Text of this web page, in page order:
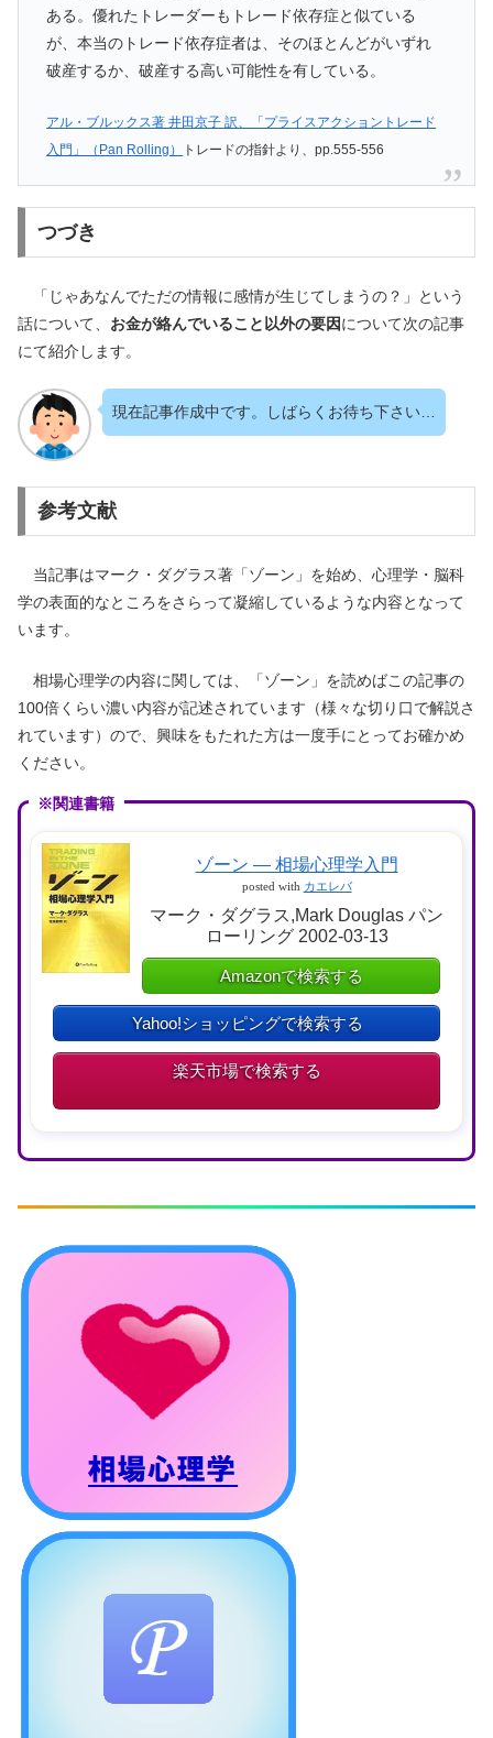
ある。優れたトレーダーもトレード依存症と似ている
が、本当のトレード依存症者は、そのほとんどがいずれ
破産するか、破産する高い可能性を有している。
アル・ブルックス著 井田京子 訳、「プライスアクショントレード
入門」（Pan Rolling）
トレードの指針より、pp.555-556
つづき
「じゃあなんでただの情報に感情が生じてしまうの？」という
話について、 お金が絡んでいること以外の要因について次の記事
にて紹介します。
現在記事作成中です。しばらくお待ち下さい…
参考文献
当記事はマーク・ダグラス著「ゾーン」を始め、心理学・脳科
学の表面的なところをさらって凝縮しているような内容となって
います。
相場心理学の内容に関しては、「ゾーン」を読めばこの記事の
100倍くらい濃い内容が記述されています（様々な切り口で解説さ
れています）ので、興味をもたれた方は一度手にとってお確かめ
ください。
※関連書籍
ゾーン — 相場心理学入門
posted with カエレバ
マーク・ダグラス,Mark Douglas パン
ローリング 2002-03-13
Amazonで検索する
Yahoo!ショッピングで検索する
楽天市場で検索する